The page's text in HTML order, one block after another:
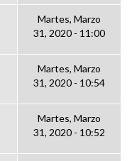
Martes, Marzo
31, 2020 - 11:00
Martes, Marzo
31, 2020 - 10:54
Martes, Marzo
31, 2020 - 10:52